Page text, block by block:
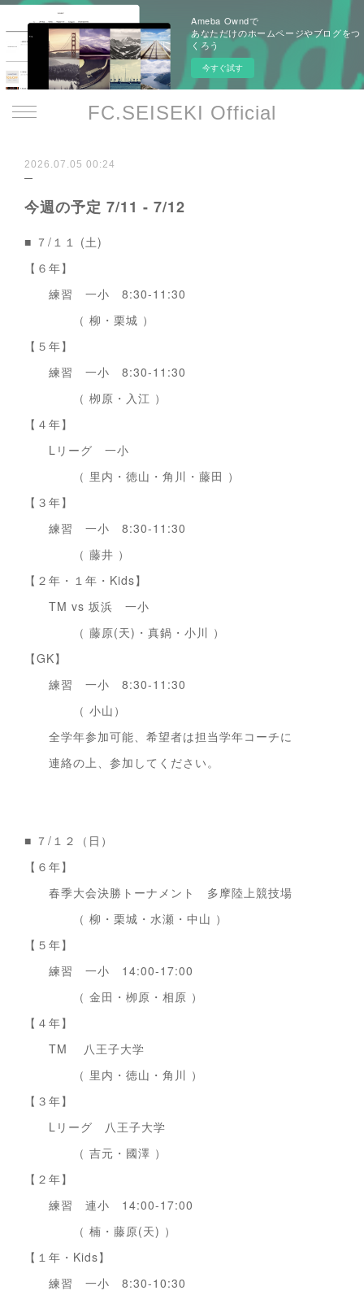
Ameba Owndで
あなただけのホームページやブログをつ
くろう
今すぐ試す
FC.SEISEKI Official
2026.07.05 00:24
今週の予定 7/11 - 7/12
■ ７/１１ (土)
【６年】
練習 一小 8:30-11:30
（ 柳・栗城 ）
【５年】
練習 一小 8:30-11:30
（ 栁原・入江 ）
【４年】
Lリーグ 一小
（ 里内・徳山・角川・藤田 ）
【３年】
練習 一小 8:30-11:30
（ 藤井 ）
【２年・１年・Kids】
TM vs 坂浜 一小
（ 藤原(天)・真鍋・小川 ）
【GK】
練習 一小 8:30-11:30
（ 小山）
全学年参加可能、希望者は担当学年コーチに
連絡の上、参加してください。
■ ７/１２（日）
【６年】
春季大会決勝トーナメント 多摩陸上競技場
（ 柳・栗城・水瀬・中山 ）
【５年】
練習 一小 14:00-17:00
（ 金田・栁原・相原 ）
【４年】
TM 八王子大学
（ 里内・徳山・角川 ）
【３年】
Lリーグ 八王子大学
（ 吉元・國澤 ）
【２年】
練習 連小 14:00-17:00
（ 楠・藤原(天) ）
【１年・Kids】
練習 一小 8:30-10:30